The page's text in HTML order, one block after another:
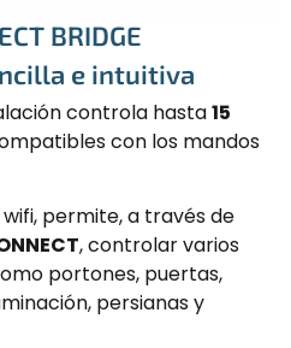
BRIDGE
e intuitiva
controla hasta15
con los mandos
permite, a través de
, controlar varios
portones, puertas,
persianas y